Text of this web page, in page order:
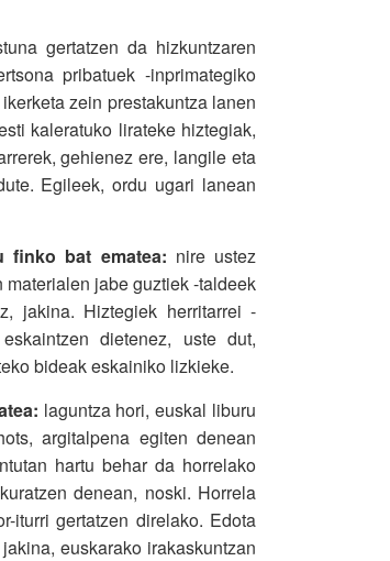
gertatzen da hizkuntzaren
pribatuek -inprimategiko
zein prestakuntza lanen
kaleratuko lirateke hiztegiak,
gehienez ere, langile eta
Egileek, ordu ugari lanean
finko bat ematea: nire ustez
jabe guztiek -taldeek
jakina. Hiztegiek herritarrei -
dietenez, uste dut,
bideak eskainiko lizkieke.
laguntza hori, euskal liburu
argitalpena egiten denean
hartu behar da horrelako
denean, noski. Horrela
iturri gertatzen direlako. Edota
euskarako irakaskuntzan